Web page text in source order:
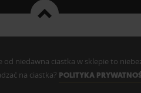
niedawna ciastka w sklepie to
na ciastka? POLITYKA